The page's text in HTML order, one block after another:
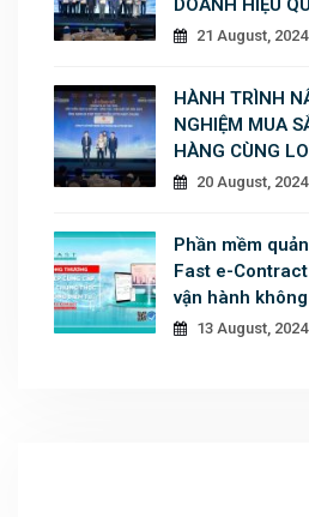
21 August, 2024
HÀNH TRÌNH
NGHIỆM MUA
HÀNG CÙNG
20 August, 2024
Phần mềm
Fast e-
vận hành
13 August, 2024